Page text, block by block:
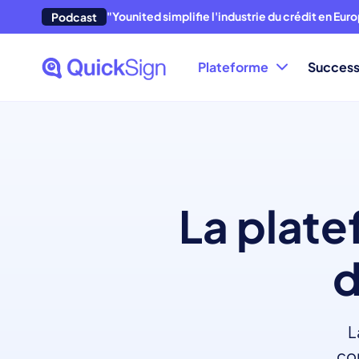
Podcast "Younited simplifie l'industrie du crédit en
Plateforme
La